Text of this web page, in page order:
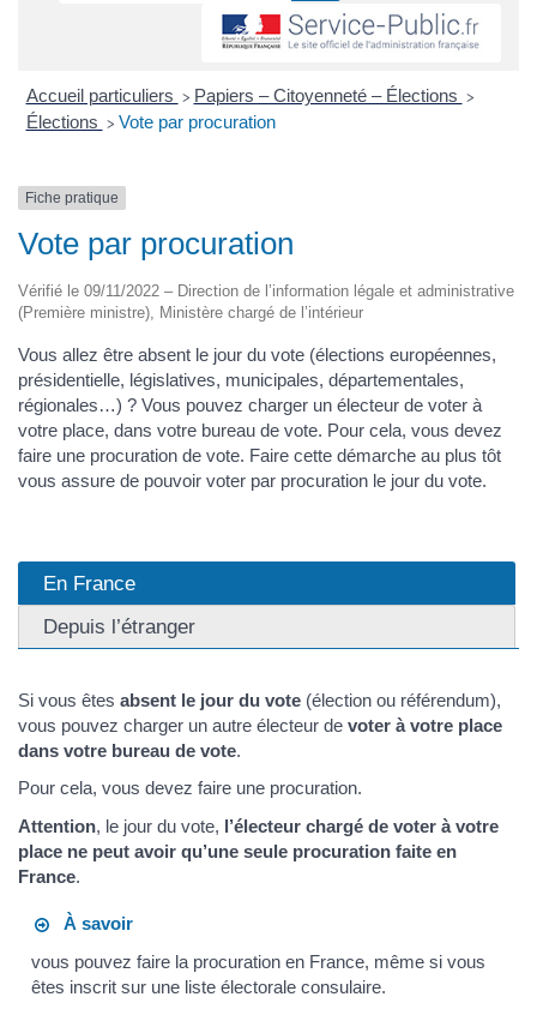
Accueil particuliers > Papiers – Citoyenneté – Élections >
Élections > Vote par procuration
Fiche pratique
Vote par procuration
Vérifié le 09/11/2022 – Direction de l’information légale et administrative
(Première ministre), Ministère chargé de l’intérieur
Vous allez être absent le jour du vote (élections européennes,
présidentielle, législatives, municipales, départementales,
régionales…) ? Vous pouvez charger un électeur de voter à
votre place, dans votre bureau de vote. Pour cela, vous devez
faire une procuration de vote. Faire cette démarche au plus tôt
vous assure de pouvoir voter par procuration le jour du vote.
En France
Depuis l’étranger
Si vous êtes absent le jour du vote (élection ou référendum),
vous pouvez charger un autre électeur de voter à votre place
dans votre bureau de vote.
Pour cela, vous devez faire une procuration.
Attention, le jour du vote, l’électeur chargé de voter à votre
place ne peut avoir qu’une seule procuration faite en
France.
À savoir
vous pouvez faire la procuration en France, même si vous
êtes inscrit sur une liste électorale consulaire.